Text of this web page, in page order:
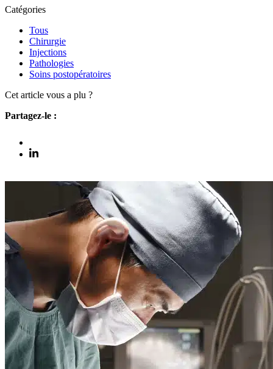
Catégories
Tous
Chirurgie
Injections
Pathologies
Soins postopératoires
Cet article vous a plu ?
Partagez-le :